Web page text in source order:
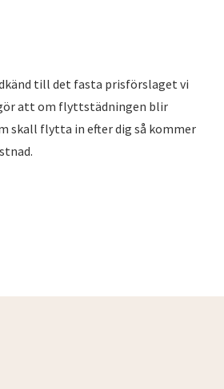
till det fasta prisförslaget vi
att om flyttstädningen blir
skall flytta in efter dig så kommer